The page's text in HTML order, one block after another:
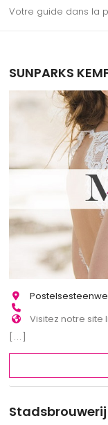
Votre guide dans la
SUNPARKS
Visitez notre site
[...]